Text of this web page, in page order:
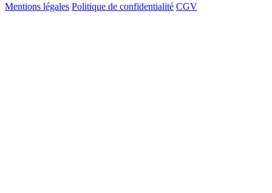
Mentions légales Politique de confidentialité CGV